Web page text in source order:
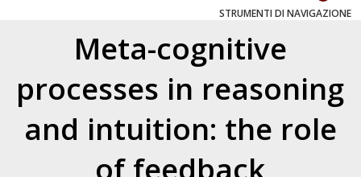
STRUMENTI DI NAVIGAZIONE
Meta-cognitive
processes in reasoning
and intuition: the role
of feedback